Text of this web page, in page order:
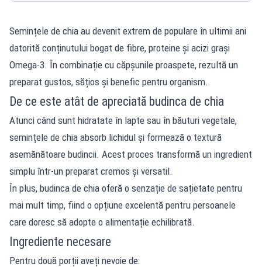
Semințele de chia au devenit extrem de populare în ultimii ani
datorită conținutului bogat de fibre, proteine și acizi grași
Omega-3. În combinație cu căpșunile proaspete, rezultă un
preparat gustos, sățios și benefic pentru organism.
De ce este atât de apreciată budinca de chia
Atunci când sunt hidratate în lapte sau în băuturi vegetale,
semințele de chia absorb lichidul și formează o textură
asemănătoare budincii. Acest proces transformă un ingredient
simplu într-un preparat cremos și versatil.
În plus, budinca de chia oferă o senzație de sațietate pentru
mai mult timp, fiind o opțiune excelentă pentru persoanele
care doresc să adopte o alimentație echilibrată.
Ingrediente necesare
Pentru două porții aveți nevoie de: